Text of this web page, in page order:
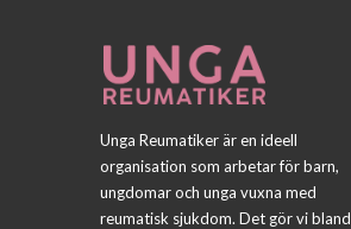
Unga Reumatiker är en ideell
organisation som arbetar för barn,
ungdomar och unga vuxna med
reumatisk sjukdom. Det gör vi bland